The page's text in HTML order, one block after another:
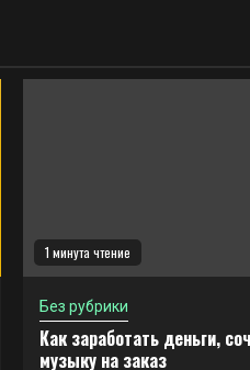
1 минута чтение
Без рубрики
Как заработать деньги,
музыку на заказ